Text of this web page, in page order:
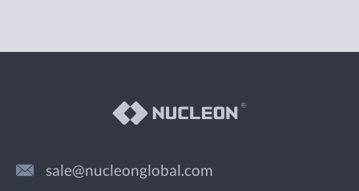
sale@nucleonglobal.com